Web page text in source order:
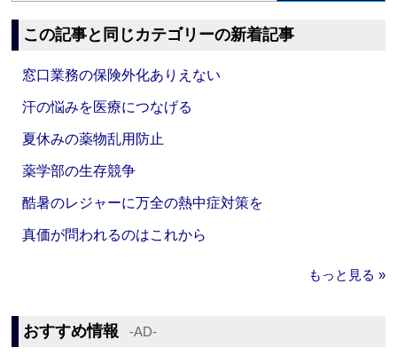
この記事と同じカテゴリーの新着記事
窓口業務の保険外化ありえない
汗の悩みを医療につなげる
夏休みの薬物乱用防止
薬学部の生存競争
酷暑のレジャーに万全の熱中症対策を
真価が問われるのはこれから
もっと見る »
おすすめ情報 ‐AD‐